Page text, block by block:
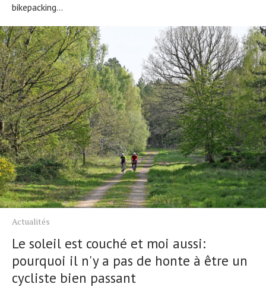
bikepacking...
Actualités
Le soleil est couché et moi aussi:
pourquoi il n'y a pas de honte à être un
cycliste bien passant